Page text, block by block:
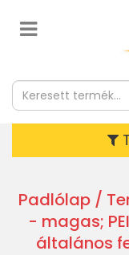
Padlólap /
- magas;
általános